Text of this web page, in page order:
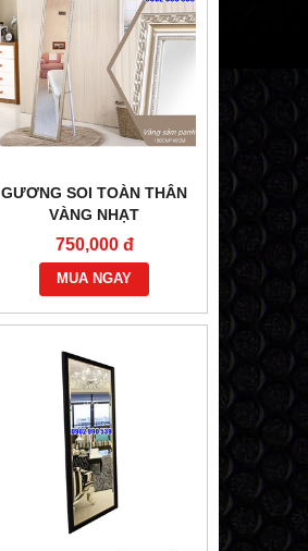
GƯƠNG SOI TOÀN THÂN
VÀNG NHẠT
750,000 đ
MUA NGAY